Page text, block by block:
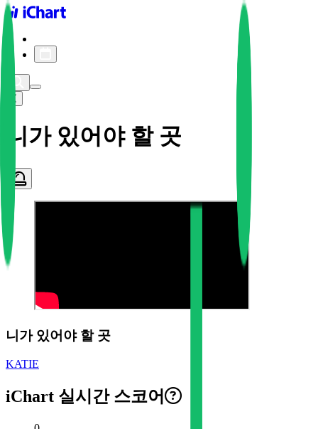
iChart logo
니가 있어야 할 곳
니가 있어야 할 곳
KATIE
iChart 실시간 스코어